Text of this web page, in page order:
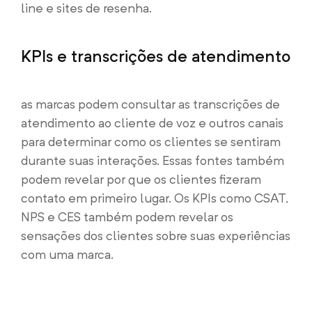
line e sites de resenha.
KPIs e transcrições de atendimento
as marcas podem consultar as transcrições de
atendimento ao cliente de voz e outros canais
para determinar como os clientes se sentiram
durante suas interações. Essas fontes também
podem revelar por que os clientes fizeram
contato em primeiro lugar. Os KPIs como CSAT,
NPS e CES também podem revelar os
sensações dos clientes sobre suas experiências
com uma marca.